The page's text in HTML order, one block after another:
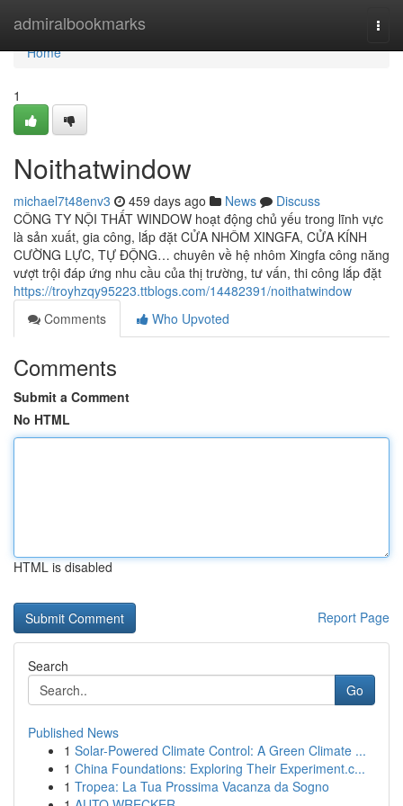
admiralbookmarks
Home
Home
1
Noithatwindow
michael7t48env3 459 days ago News
Discuss
CÔNG TY NỘI THẤT WINDOW hoạt động chủ yếu trong lĩnh vực
là sản xuất, gia công, lắp đặt CỬA NHÔM XINGFA, CỬA KÍNH
CƯỜNG LỰC, TỰ ĐỘNG… chuyên về hệ nhôm Xingfa công năng
vượt trội đáp ứng nhu cầu của thị trường, tư vấn, thi công lắp đặt
https://troyhzqy95223.ttblogs.com/14482391/noithatwindow
Comments
Who Upvoted
Comments
Submit a Comment
No HTML
HTML is disabled
Report Page
Search
Go
Published News
1 Solar-Powered Climate Control: A Green Climate ...
1 China Foundations: Exploring Their Experiment.c...
1 Tropea: La Tua Prossima Vacanza da Sogno